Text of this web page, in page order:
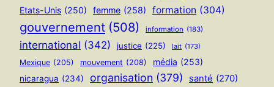
Etats-Unis (250) femme (258) formation (304)
gouvernement (508) information (183)
international (342) justice (225) lait (173)
Mexique (205) mouvement (208) média (253)
nicaragua (234) organisation (379) santé (270)